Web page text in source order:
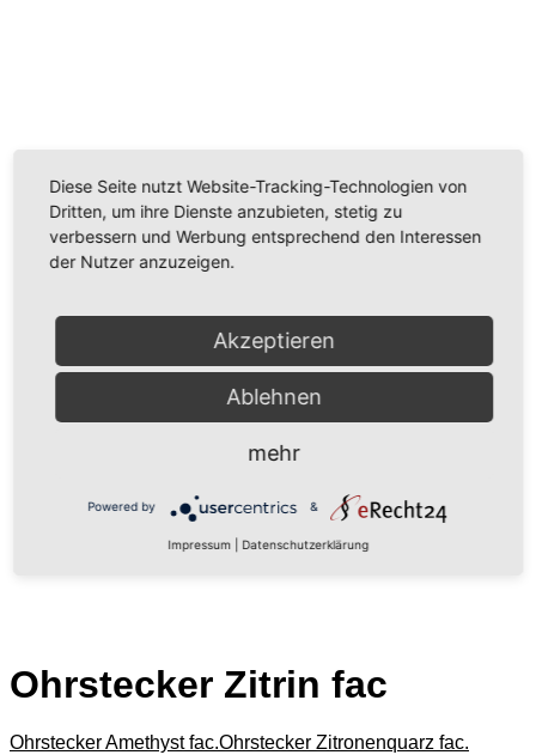
Wir verwenden einen Service eines Drittanbieters, um
Videoinhalte einzubetten. Dieser Service kann Daten
zu Ihren Aktivitäten sammeln. Bitte lesen Sie die Details
durch und stimmen Sie der Nutzung des Service zu,
Mehr Informationen
Akzeptieren
Usercentrics Consent Management
Ohrstecker Zitrin fac
Ohrstecker Amethyst fac.Ohrstecker Zitronenquarz fac.
Diese Seite nutzt Website-Tracking-Technologien von
Dritten, um ihre Dienste anzubieten, stetig zu
verbessern und Werbung entsprechend den Interessen
der Nutzer anzuzeigen.
Akzeptieren
Ablehnen
mehr
Powered by &
Impressum Datenschutzerklärung